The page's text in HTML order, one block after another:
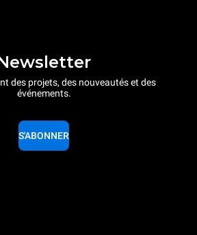
des projets, des nouveautés et des
événements.
S'ABONNER